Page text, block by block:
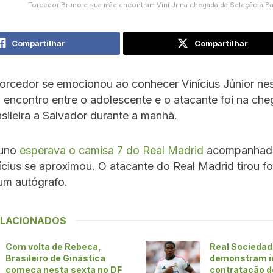
Torcedor Bruno e sua mãe encontram Vini Jr na chegada da Seleção à
Compartilhar Compartilhar
se emocionou ao conhecer Vinícius Júnior
encontro entre o adolescente e o atacante foi na
a Salvador durante a manhã.
esperava o camisa 7 do Real Madrid
se aproximou. O atacante do Real Madrid tirou
autógrafo.
Com volta de Rebeca,
Brasileiro de Ginástica
começa nesta sexta no DF
Real
demonstram
contratação